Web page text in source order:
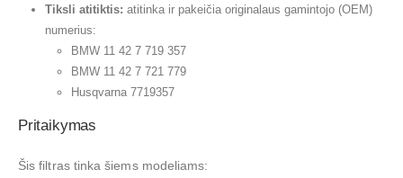
Tiksli atitiktis: atitinka ir pakeičia originalaus gamintojo (OEM)
numerius:
BMW 11 42 7 719 357
BMW 11 42 7 721 779
Husqvarna 7719357
Pritaikymas
Šis filtras tinka šiems modeliams: